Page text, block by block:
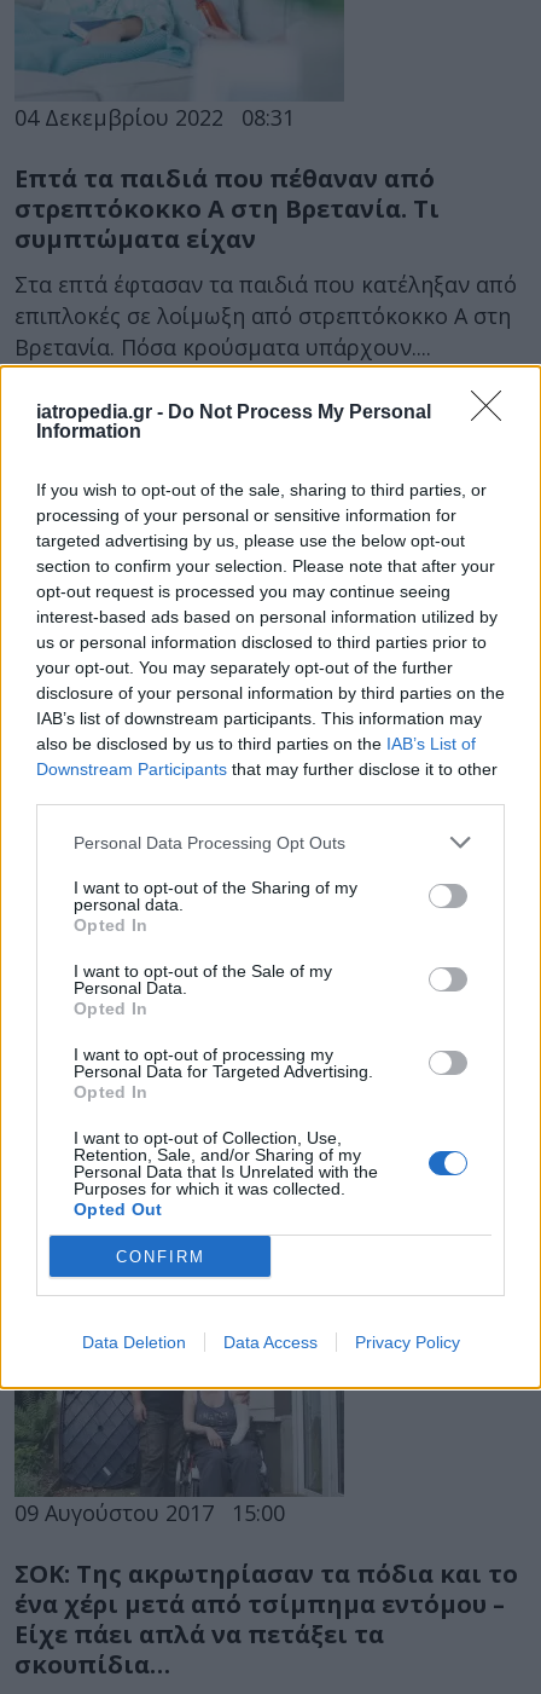
iatropedia.gr - Do Not Process My Personal
Information
If you wish to opt-out of the sale, sharing to third parties, or
processing of your personal or sensitive information for
targeted advertising by us, please use the below opt-out
section to confirm your selection. Please note that after your
opt-out request is processed you may continue seeing
interest-based ads based on personal information utilized by
us or personal information disclosed to third parties prior to
your opt-out. You may separately opt-out of the further
disclosure of your personal information by third parties on the
IAB’s list of downstream participants. This information may
also be disclosed by us to third parties on the IAB’s List of
Downstream Participants that may further disclose it to other
Personal Data Processing Opt Outs
I want to opt-out of the Sharing of my
personal data.
Opted In
I want to opt-out of the Sale of my
Personal Data.
Opted In
I want to opt-out of processing my
Personal Data for Targeted Advertising.
Opted In
I want to opt-out of Collection, Use,
Retention, Sale, and/or Sharing of my
Personal Data that Is Unrelated with the
Purposes for which it was collected.
Opted Out
CONFIRM
Data Deletion Data Access Privacy Policy
04 Δεκεμβρίου 2022 08:31
Επτά τα παιδιά που πέθαναν από
στρεπτόκοκκο Α στη Βρετανία. Τι
συμπτώματα είχαν
Στα επτά έφτασαν τα παιδιά που κατέληξαν από
επιπλοκές σε λοίμωξη από στρεπτόκοκκο Α στη
Βρετανία. Πόσα κρούσματα υπάρχουν....
07 Ιουνίου 2020 14:01
Στρεπτόκοκκος: Τα σημάδια που
δείχνουν ότι έχετε μολυνθεί
Ο στρεπτόκοκκος στον λαιμό είναι μια
βακτηριακή λοίμωξη που μπορεί να κάνει το
Στρεπτόκοκκος Β: Πότε είναι
θανατηφόρος για το νεογέννητο – Τι
γίνεται στην Ελλάδα
Σχεδόν 150.000 μωρά γεννιούνται νεκρά ή
πεθαίνουν λίγο μετά τη γέννα κάθε χρόνο σε όλο
τον κόσμο, εξαιτίας λοίμωξης...
09 Αυγούστου 2017 15:00
ΣΟΚ: Της ακρωτηρίασαν τα πόδια και το
ένα χέρι μετά από τσίμπημα εντόμου –
Είχε πάει απλά να πετάξει τα
σκουπίδια…